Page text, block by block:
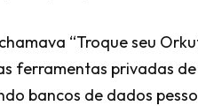
“Troque seu
ferramentas privadas
bancos de dados